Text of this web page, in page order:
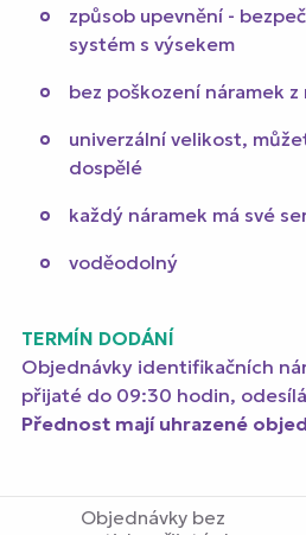
způsob upevnění -
systém s výsekem
bez poškození náramek
univerzální velikost,
dospělé
každý náramek má své
voděodolný
TERMÍN DODÁNÍ
Objednávky identifikačních
přijaté do 09:30 hodin,
Přednost mají uhrazené
Objednávky bez